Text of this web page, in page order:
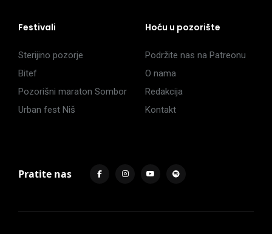
Festivali
Sterijino pozorje
Bitef
Pozorišni maraton Sombor
Urban fest Niš
Hoću u pozorište
Podržite nas na Patreonu
O nama
Redakcija
Kontakt
Pratite nas